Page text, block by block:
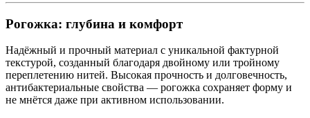
Рогожка: глубина и комфорт
Надёжный и прочный материал с уникальной фактурной
текстурой, созданный благодаря двойному или тройному
переплетению нитей. Высокая прочность и долговечность,
антибактериальные свойства — рогожка сохраняет форму и
не мнётся даже при активном использовании.